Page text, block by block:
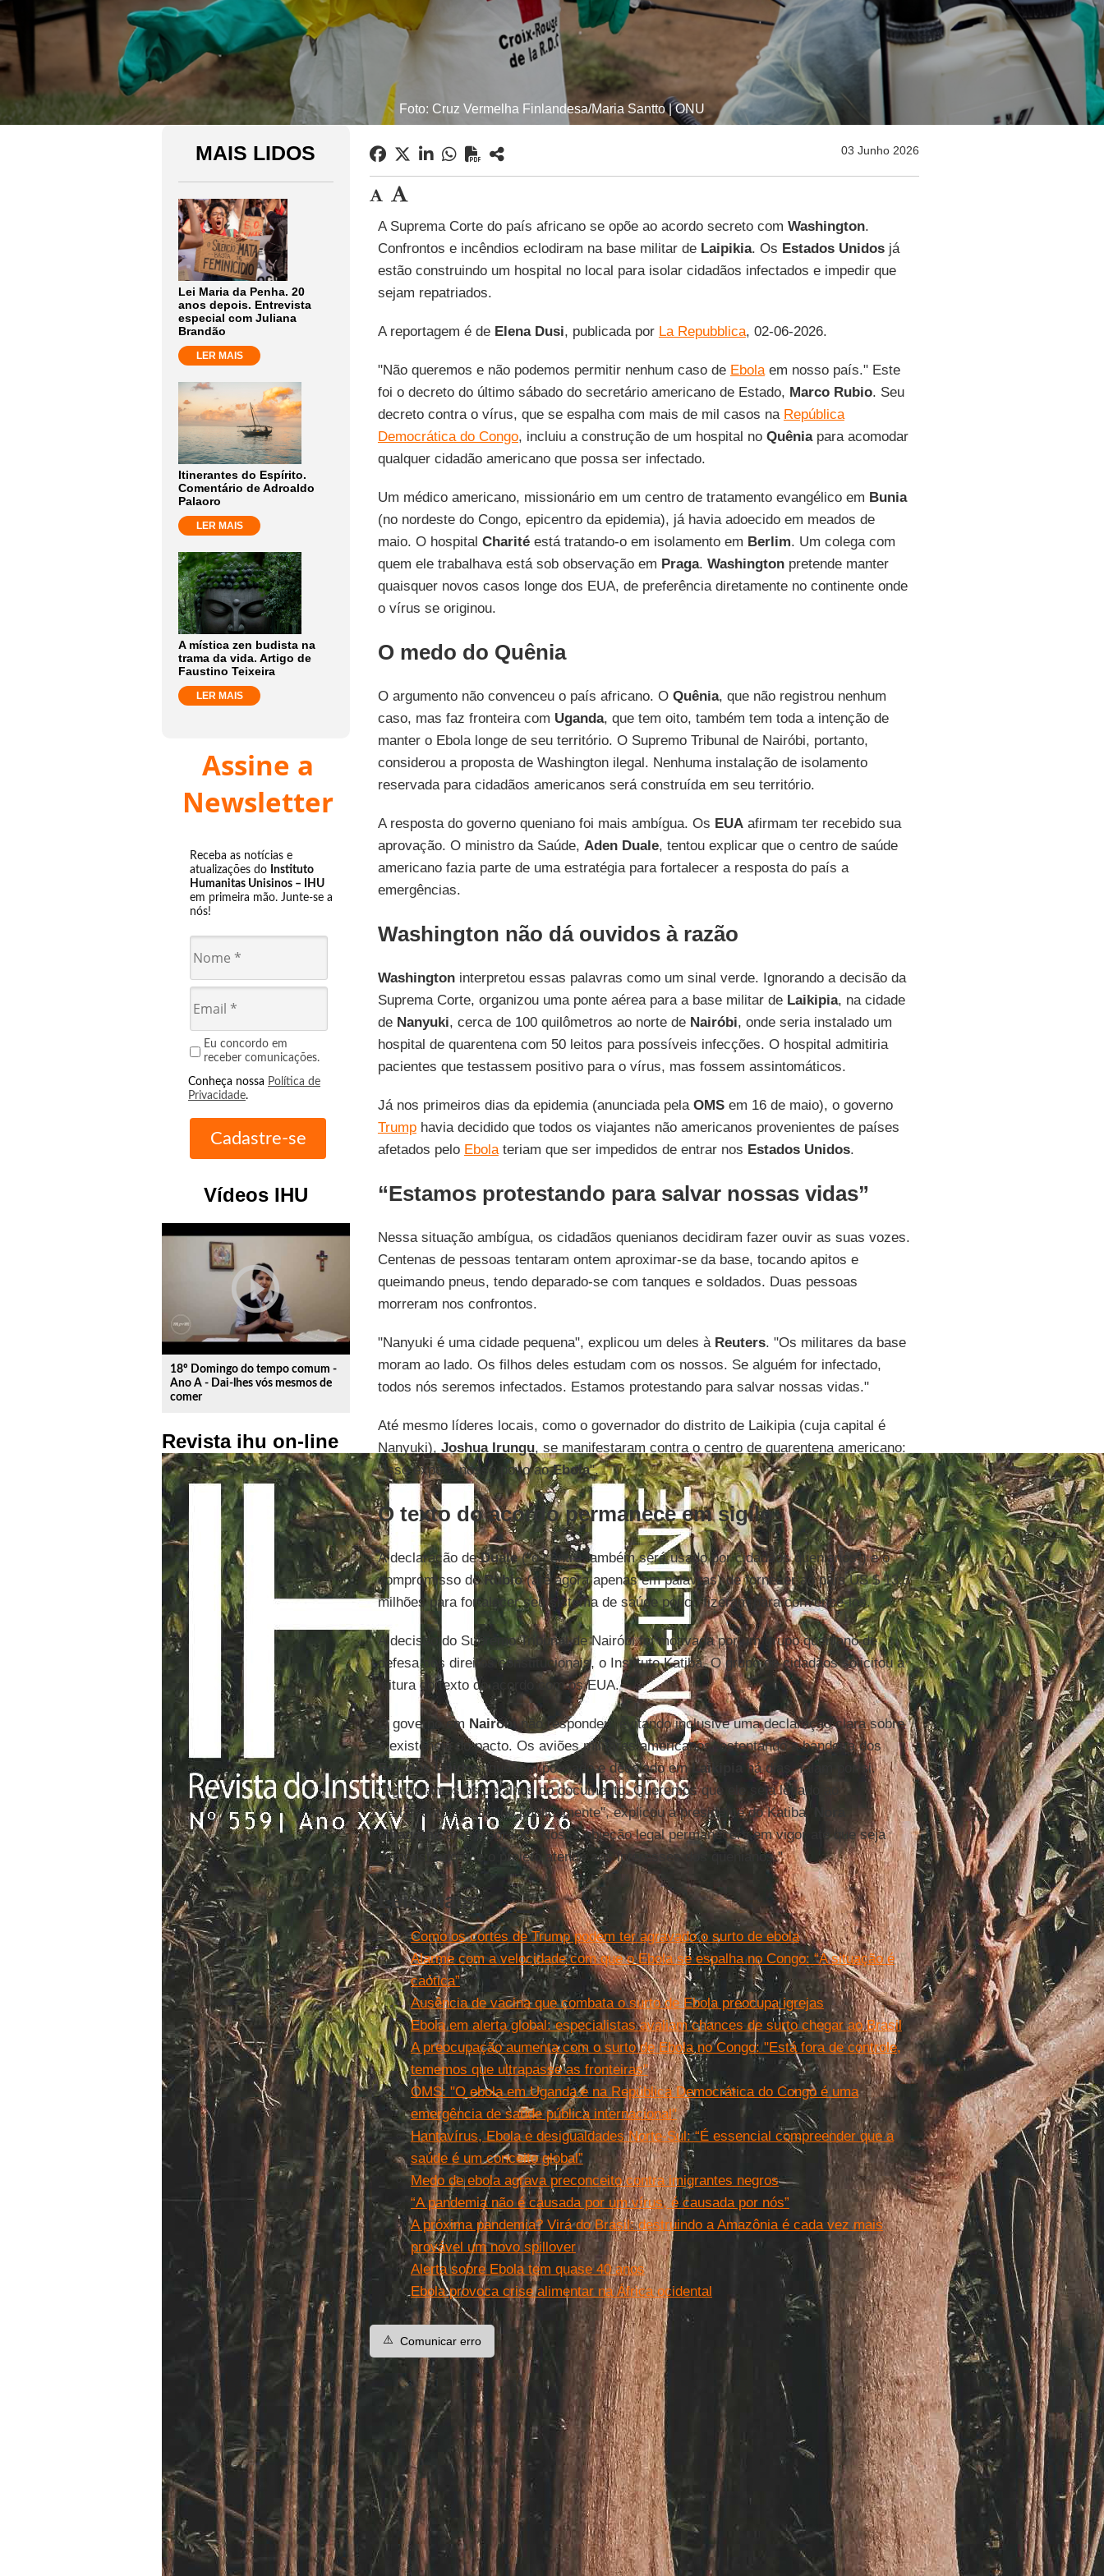
Foto: Cruz Vermelha Finlandesa/Maria Santto | ONU
MAIS LIDOS
Lei Maria da Penha. 20
anos depois. Entrevista
especial com Juliana
Brandão
LER MAIS
Itinerantes do Espírito.
Comentário de Adroaldo
Palaoro
LER MAIS
A mística zen budista na
trama da vida. Artigo de
Faustino Teixeira
LER MAIS
Assine a
Newsletter
Receba as notícias e
atualizações do Instituto
Humanitas Unisinos – IHU
em primeira mão. Junte-se a
nós!
Eu concordo em
receber comunicações.
Conheça nossa Política de
Privacidade.
Vídeos IHU
play_circle_outline
18º Domingo do tempo comum -
Ano A - Dai-lhes vós mesmos de
comer
Revista ihu on-line
03 Junho 2026
A Suprema Corte do país africano se opõe ao acordo secreto com Washington.
Confrontos e incêndios eclodiram na base militar de Laipikia. Os Estados Unidosjá
estão construindo um hospital no local para isolar cidadãos infectados e impedir que
sejam repatriados.
A reportagem é de Elena Dusi, publicada por La Repubblica, 02-06-2026.
"Não queremos e não podemos permitir nenhum caso de Ebolaem nosso país." Este
foi o decreto do último sábado do secretário americano de Estado, Marco Rubio. Seu
decreto contra o vírus, que se espalha com mais de mil casos na República
Democrática do Congo, incluiu a construção de um hospital no Quêniapara acomodar
qualquer cidadão americano que possa ser infectado.
Um médico americano, missionário em um centro de tratamento evangélico em Bunia
(no nordeste do Congo, epicentro da epidemia), já havia adoecido em meados de
maio. O hospital Charitéestá tratando-o em isolamento em Berlim. Um colega com
quem ele trabalhava está sob observação em Praga. Washingtonpretende manter
quaisquer novos casos longe dos EUA, de preferência diretamente no continente onde
o vírus se originou.
O medo do Quênia
O argumento não convenceu o país africano. O Quênia, que não registrou nenhum
caso, mas faz fronteira com Uganda, que tem oito, também tem toda a intenção de
manter o Ebola longe de seu território. O Supremo Tribunal de Nairóbi, portanto,
considerou a proposta de Washington ilegal. Nenhuma instalação de isolamento
reservada para cidadãos americanos será construída em seu território.
A resposta do governo queniano foi mais ambígua. Os EUAafirmam ter recebido sua
aprovação. O ministro da Saúde, Aden Duale, tentou explicar que o centro de saúde
americano fazia parte de uma estratégia para fortalecer a resposta do país a
emergências.
Washington não dá ouvidos à razão
Washingtoninterpretou essas palavras como um sinal verde. Ignorando a decisão da
Suprema Corte, organizou uma ponte aérea para a base militar de Laikipia, na cidade
de Nanyuki, cerca de 100 quilômetros ao norte de Nairóbi, onde seria instalado um
hospital de quarentena com 50 leitos para possíveis infecções. O hospital admitiria
pacientes que testassem positivo para o vírus, mas fossem assintomáticos.
Já nos primeiros dias da epidemia (anunciada pela OMSem 16 de maio), o governo
Trumphavia decidido que todos os viajantes não americanos provenientes de países
afetados pelo Ebolateriam que ser impedidos de entrar nos Estados Unidos.
“Estamos protestando para salvar nossas vidas”
Nessa situação ambígua, os cidadãos quenianos decidiram fazer ouvir as suas vozes.
Centenas de pessoas tentaram ontem aproximar-se da base, tocando apitos e
queimando pneus, tendo deparado-se com tanques e soldados. Duas pessoas
morreram nos confrontos.
"Nanyuki é uma cidade pequena", explicou um deles à Reuters. "Os militares da base
moram ao lado. Os filhos deles estudam com os nossos. Se alguém for infectado,
todos nós seremos infectados. Estamos protestando para salvar nossas vidas."
Até mesmo líderes locais, como o governador do distrito de Laikipia (cuja capital é
Nanyuki), Joshua Irungu, se manifestaram contra o centro de quarentena americano:
"Isso exporá nosso povo aoEbola".
O texto do acordo permanece em sigilo
A declaração deDuale("o centro também será usado por cidadãos quenianos") e o
compromisso deRubio(até agora apenas em palavras) de fornecer ao país US $ 13,5
milhões para fortalecer seu sistema de saúde pouco fizeram para convencê-los.
A decisão do Supremo Tribunal de Nairóbi foi motivada por um grupo queniano de
defesa dos direitos constitucionais, o Instituto Katiba. O grupo de cidadãos solicitou a
leitura do texto do acordo com os EUA.
O governo em Nairóbinão respondeu, evitando inclusive uma declaração clara sobre
a existência do pacto. Os aviões militares americanos, ostentando a bandeira dos
Estados Unidos, que têm pousado e decolado emLaikipia
há dias, falam por si.
"Aguardamos os detalhes do documento. Queremos que ele seja levado ao
Parlamento e debatido publicamente", explicou a presidente do Katiba,
Nora
Mbagathi, à emissoraX. "Nossa objeção legal permanecerá em vigor até que seja
demonstrado que o projeto atende aos interesses dos quenianos."
Leia mais
Como os cortes de Trump podem ter agravado o surto de ebola
Alarme com a velocidade com que o Ebola se espalha no Congo: “A situação é
caótica”
Ausência de vacina que combata o surto de Ebola preocupa igrejas
Ebola em alerta global: especialistas avaliam chances de surto chegar ao Brasil
A preocupação aumenta com o surto de Ebola no Congo: "Está fora de controle,
tememos que ultrapasse as fronteiras"
OMS: "O ebola em Uganda e na República Democrática do Congo é uma
emergência de saúde pública internacional"
Hantavírus, Ebola e desigualdades Norte-Sul: “É essencial compreender que a
saúde é um conceito global”
Medo de ebola agrava preconceito contra imigrantes negros
“A pandemia não é causada por um vírus, é causada por nós”
A próxima pandemia? Virá do Brasil: destruindo a Amazônia é cada vez mais
provável um novo spillover
Alerta sobre Ebola tem quase 40 anos
Ebola provoca crise alimentar na África ocidental
⚠️ Comunicar erro